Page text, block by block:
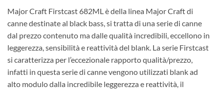
Major Craft Firstcast 682ML è della linea Major Craft di
canne destinate al black bass, si tratta di una serie di canne
dal prezzo contenuto ma dalle qualità incredibili, eccellono in
leggerezza, sensibilità e reattività del blank. La serie Firstcast
si caratterizza per l’eccezionale rapporto qualità/prezzo,
infatti in questa serie di canne vengono utilizzati blank ad
alto modulo dalla incredibile leggerezza e reattività, il